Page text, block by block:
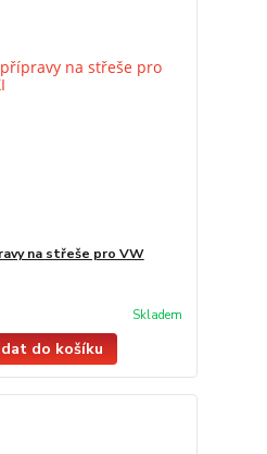
na střeše pro VW
Skladem
do košíku